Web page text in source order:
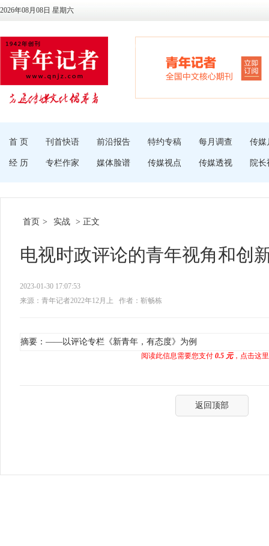
2026年08月08日 星期六
首 页 刊首快语 前沿报告 特约专稿 每月调查 传媒
经 历 专栏作家 媒体脸谱 传媒视点 传媒透视 院长
首页 > 实战 > 正文
电视时政评论的青年视角和创
2023-01-30 17:07:53
来源：青年记者2022年12月上
作者：靳畅栋
摘要：——以评论专栏《新青年，有态度》为例
阅读此信息需要您支付 0.5 元，点击这
返回顶部